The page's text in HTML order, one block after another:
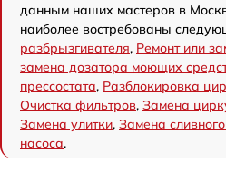
данным наших мастеров в
наиболее востребованы
разбрызгивателя, Ремонт или
замена дозатора моющих
прессостата, Разблокировка
Очистка фильтров, Замена
Замена улитки, Замена
насоса.